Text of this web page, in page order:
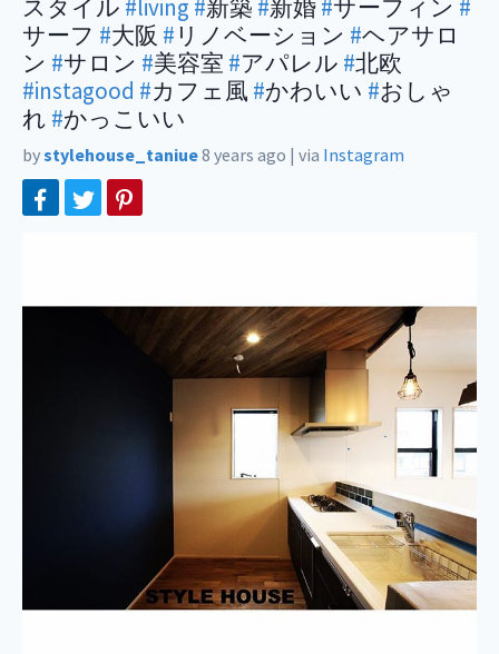
スタイル #living #新築 #新婚#サーフィン #
サーフ #大阪 # リノベーション #ヘアサロ
ン #サロン #美容室 #アパレル #北欧
#instagood #カフェ風 #かわいい #おしゃ
れ #かっこいい
bystylehouse_taniue8 years ago | via Instagram